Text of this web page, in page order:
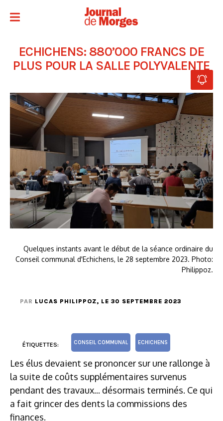
ECHICHENS: 880’000 FRANCS DE
PLUS POUR LA SALLE POLYVALENTE
Quelques instants avant le début de la séance ordinaire du
Conseil communal d'Echichens, le 28 septembre 2023. Photo:
Philippoz.
PAR LUCAS PHILIPPOZ, LE 30 SEPTEMBRE 2023
ÉTIQUETTES: CONSEIL COMMUNAL ECHICHENS
Les élus devaient se prononcer sur une rallonge à
la suite de coûts supplémentaires survenus
pendant des travaux... désormais terminés. Ce qui
a fait grincer des dents la commissions des
finances.